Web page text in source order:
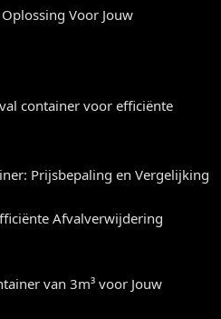
Voor Jouw
container voor efficiënte
Prijsbepaling en Vergelijking
Afvalverwijdering
van 3m³ voor Jouw